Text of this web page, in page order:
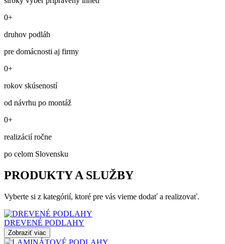
0+
druhov podláh
pre domácnosti aj firmy
0+
rokov skúseností
od návrhu po montáž
0+
realizácií ročne
po celom Slovensku
PRODUKTY A SLUŽBY
Vyberte si z kategórií, ktoré pre vás vieme dodať a realizovať.
DREVENÉ PODLAHY
Zobraziť viac